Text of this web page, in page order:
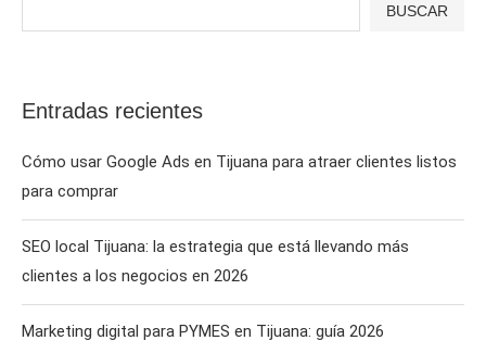
BUSCAR
Entradas recientes
Cómo usar Google Ads en Tijuana para atraer clientes listos
para comprar
SEO local Tijuana: la estrategia que está llevando más
clientes a los negocios en 2026
Marketing digital para PYMES en Tijuana: guía 2026